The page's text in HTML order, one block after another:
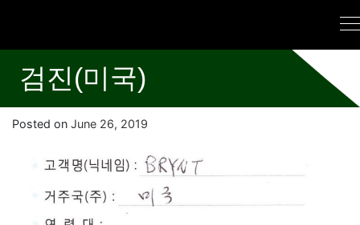
검진(미국)
Posted on June 26, 2019